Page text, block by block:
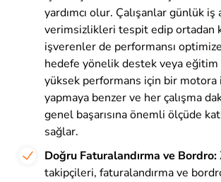
yardımcı olur. Çalışanlar günlük iş
verimsizlikleri tespit edip ortadan
işverenler de performansı
hedefe yönelik destek veya
yüksek performans için bir motora
yapmaya benzer ve her çalışma
genel başarısına önemli ölçüde
sağlar.
Doğru Faturalandırma ve Bordro:
takipçileri, faturalandırma ve